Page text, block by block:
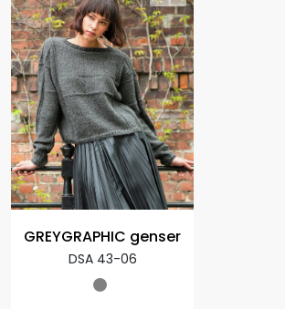
GREYGRAPHIC genser
DSA 43-06